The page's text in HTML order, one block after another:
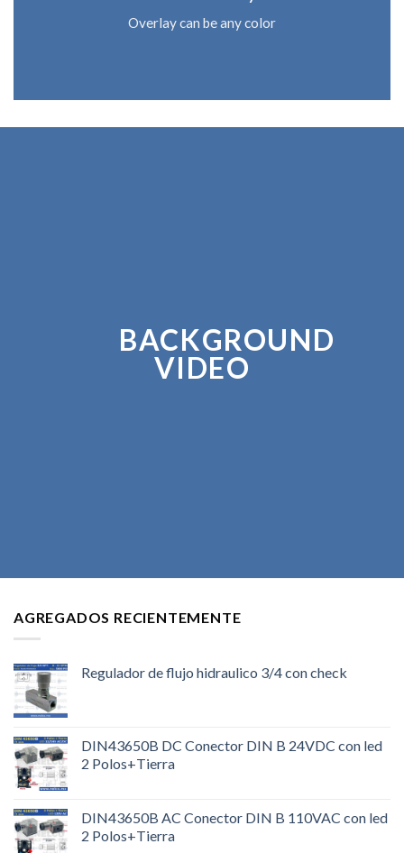
Overlay can be any color
BACKGROUND
VIDEO
AGREGADOS RECIENTEMENTE
Regulador de flujo hidraulico 3/4 con check
DIN43650B DC Conector DIN B 24VDC con led
2 Polos+Tierra
DIN43650B AC Conector DIN B 110VAC con led
2 Polos+Tierra